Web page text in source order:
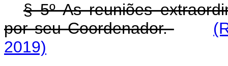
§ 5º As reuniões
por seu Coordenador.
2019)